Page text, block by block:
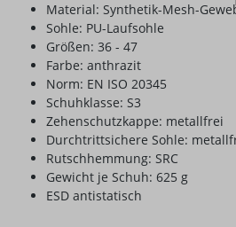
Material: Synthetik-Mesh-
Sohle: PU-Laufsohle
Größen: 36 - 47
Farbe: anthrazit
Norm: EN ISO 20345
Schuhklasse: S3
Zehenschutzkappe: metallfrei
Durchtrittsichere Sohle:
Rutschhemmung: SRC
Gewicht je Schuh: 625 g
ESD antistatisch